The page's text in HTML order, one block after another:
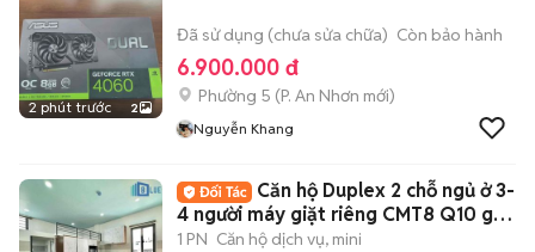
2 phút trước 2
Đã sử dụng (chưa sửa chữa) Còn bảo hành
6.900.000 đ
Phường 5 (P. An Nhơn mới)
Nguyễn Khang
Căn hộ Duplex 2 chỗ ngủ ở 3-
4 người máy giặt riêng CMT8 Q10 gần
UEH
1 PN Căn hộ dịch vụ, mini